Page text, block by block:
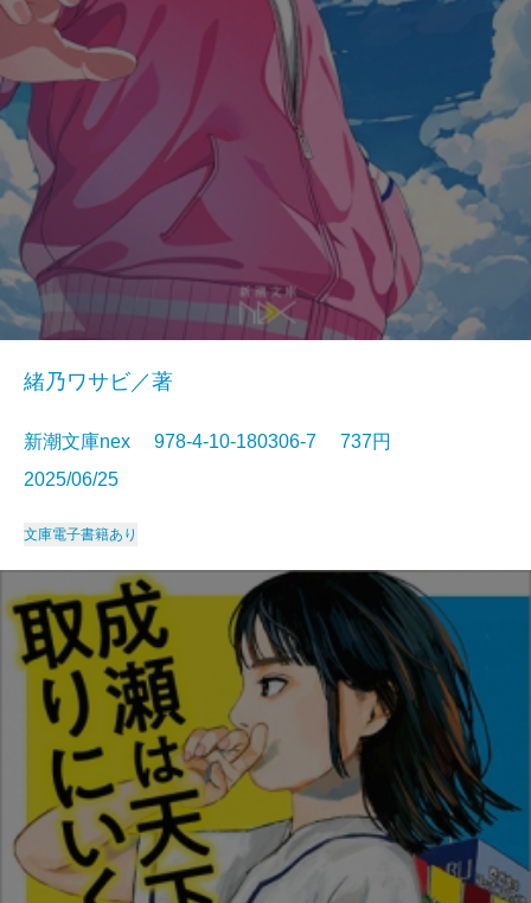
緒乃ワサビ／著
新潮文庫nex 978-4-10-180306-7 737円
2025/06/25
文庫電子書籍あり